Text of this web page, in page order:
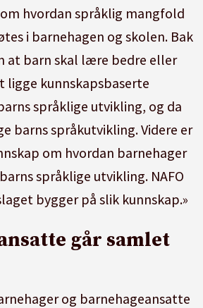
hvordan språklig mangfold
i barnehagen og skolen. Bak
at barn skal lære bedre eller
ligge kunnskapsbaserte
språklige utvikling, og da
barns språkutvikling. Videre er
om hvordan barnehager
språklige utvikling. NAFO
bygger på slik kunnskap.»
går samlet
og barnehageansatte